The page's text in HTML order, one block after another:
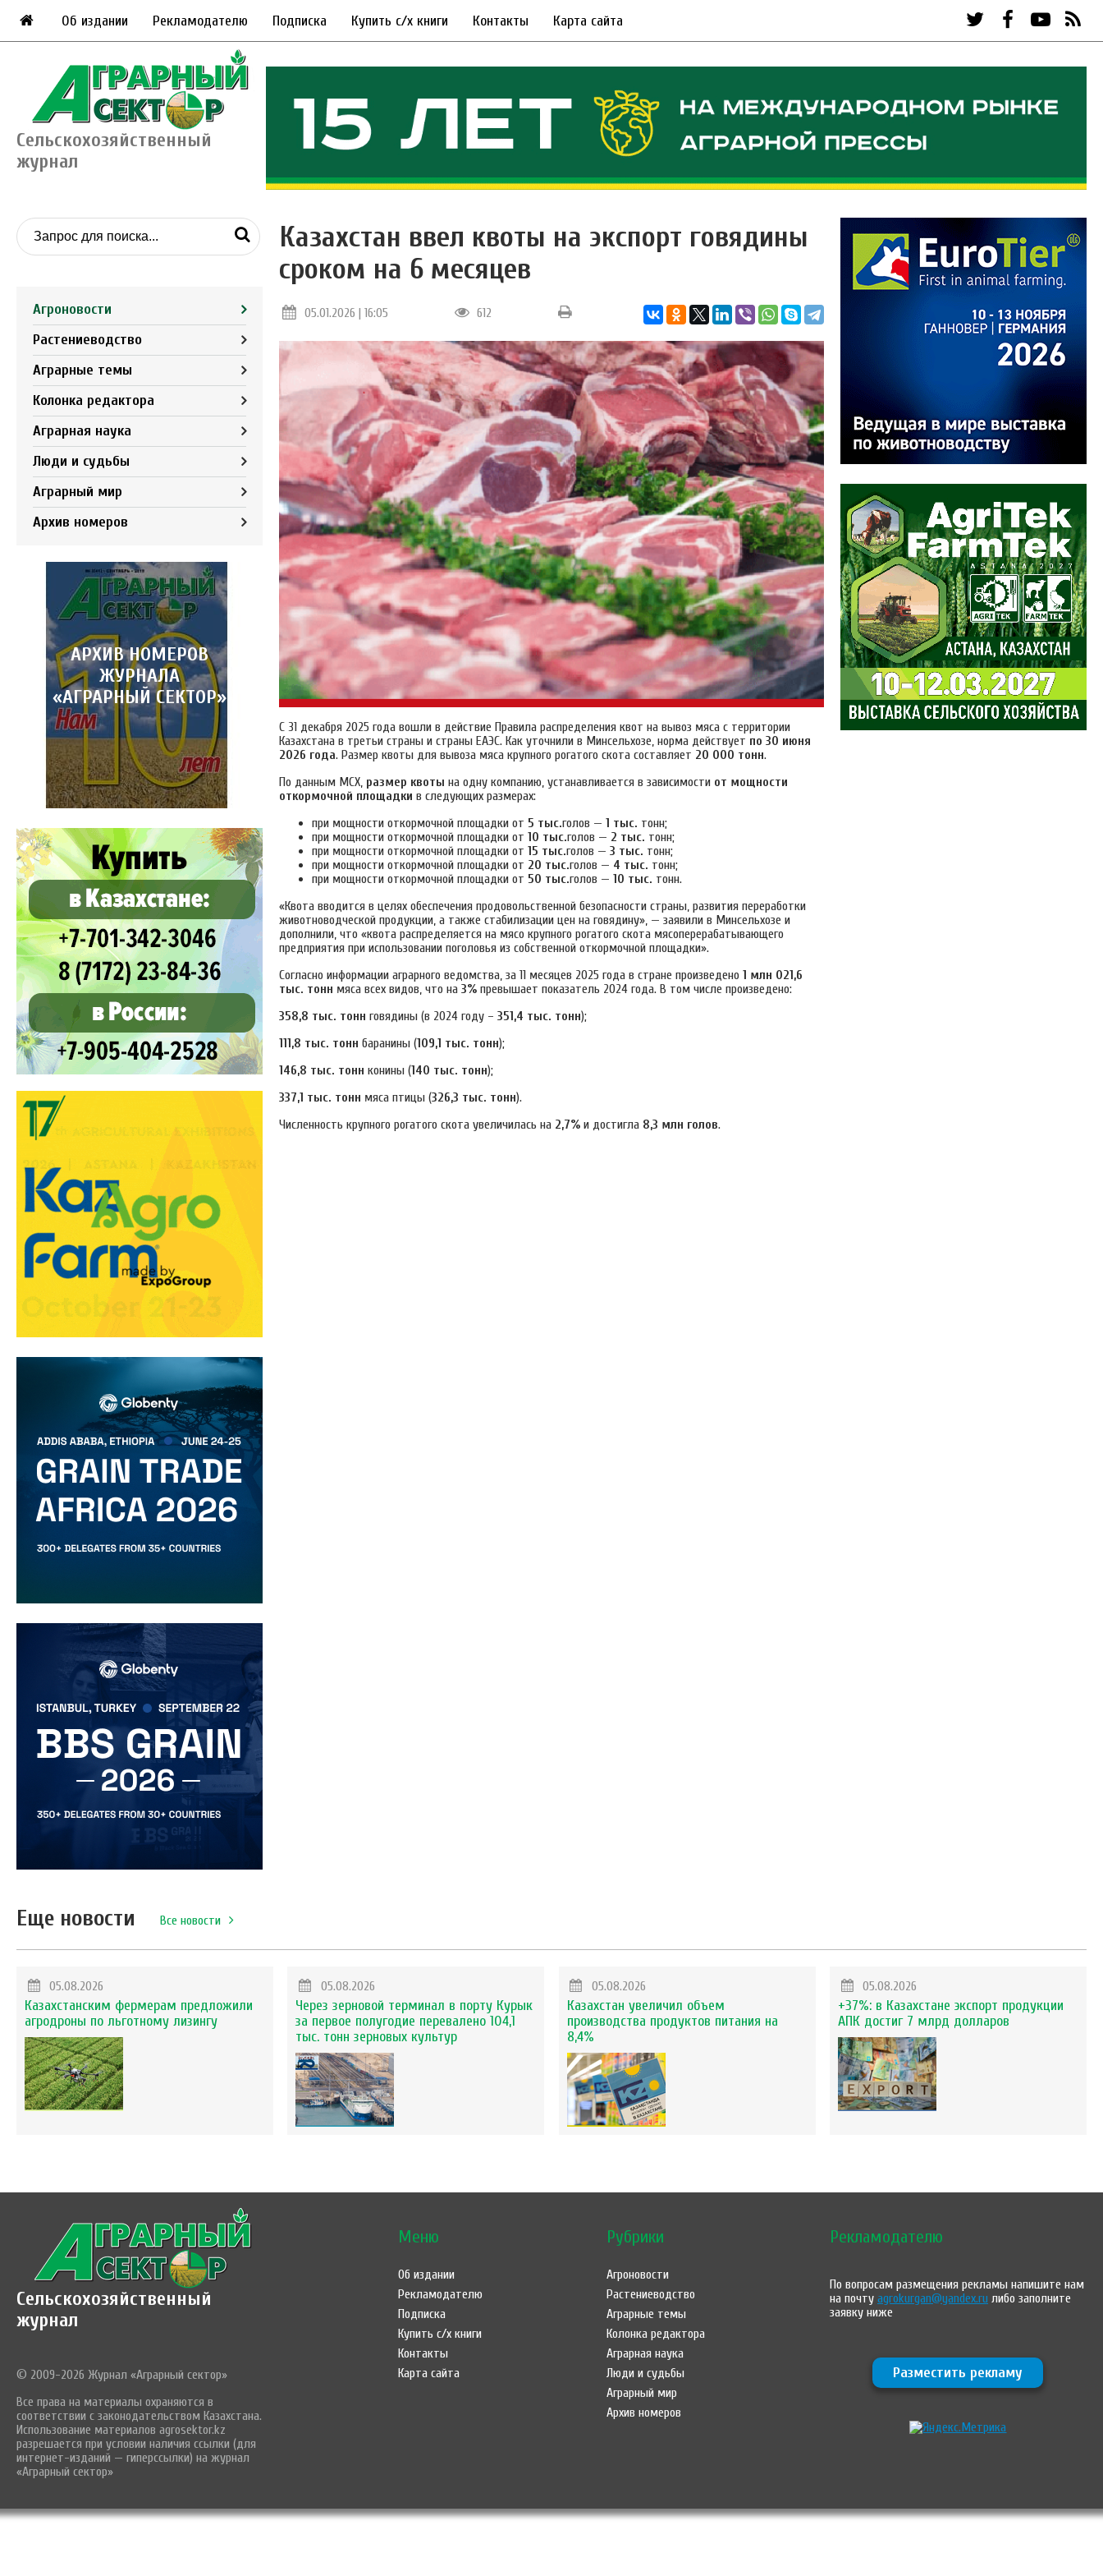
Об издании Рекламодателю Подписка Купить с/х книги Контакты Карта сайта
Сельскохозяйственный
журнал
Агроновости
Растениеводство
Аграрные темы
Колонка редактора
Аграрная наука
Люди и судьбы
Аграрный мир
Архив номеров
АРХИВ НОМЕРОВ
ЖУРНАЛА
«АГРАРНЫЙ СЕКТОР»
Казахстан ввел квоты на экспорт говядины
сроком на 6 месяцев
05.01.2026 | 16:05 612
С 31 декабря 2025 года вошли в действие Правила распределения квот на вывоз мяса с территории
Казахстана в третьи страны и страны ЕАЭС. Как уточнили в Минсельхозе, норма действует по 30 июня
2026 года. ​Размер квоты для вывоза мяса крупного рогатого скота составляет 20 000 тонн.
По данным МСХ, размер квоты на одну компанию, устанавливается в зависимости от мощности
откормочной площадки в следующих размерах: ​
при мощности откормочной площадки от 5 тыс.голов — 1 тыс. тонн;
при мощности откормочной площадки от 10 тыс.голов — 2 тыс. тонн;
при мощности откормочной площадки от 15 тыс.голов — 3 тыс. тонн;
при мощности откормочной площадки от 20 тыс.голов — 4 тыс. тонн;
при мощности откормочной площадки от 50 тыс.голов — 10 тыс. тонн.
«Квота вводится в целях обеспечения продовольственной безопасности страны, развития переработки
животноводческой продукции, а также стабилизации цен на говядину», — заявили в Минсельхозе и
дополнили, что «квота распределяется на мясо крупного рогатого скота мясоперерабатывающего
предприятия при использовании поголовья из собственной откормочной площадки».
Согласно информации аграрного ведомства, за 11 месяцев 2025 года в стране произведено 1 млн 021,6
тыс. тонн мяса всех видов, что на 3% превышает показатель 2024 года. В том числе произведено:
358,8 тыс. тонн говядины (в 2024 году – 351,4 тыс. тонн);
111,8 тыс. тонн баранины (109,1 тыс. тонн);
146,8 тыс. тонн конины (140 тыс. тонн);
337,1 тыс. тонн мяса птицы (326,3 тыс. тонн).
Численность крупного рогатого скота увеличилась на 2,7% и достигла 8,3 млн голов.
Еще новости Все новости
05.08.2026
Казахстанским фермерам предложили
агродроны по льготному лизингу
05.08.2026
Через зерновой терминал в порту Курык
за первое полугодие перевалено 104,1
тыс. тонн зерновых культур
05.08.2026
Казахстан увеличил объем
производства продуктов питания на
8,4%
05.08.2026
+37%: в Казахстане экспорт продукции
АПК достиг 7 млрд долларов
Сельскохозяйственный
журнал
© 2009-2026 Журнал «Аграрный сектор»
Все права на материалы охраняются в
соответствии с законодательством Казахстана.
Использование материалов agrosektor.kz
разрешается при условии наличия ссылки (для
интернет-изданий — гиперссылки) на журнал
«Аграрный сектор»
Меню
Об издании
Рекламодателю
Подписка
Купить с/х книги
Контакты
Карта сайта
Рубрики
Агроновости
Растениеводство
Аграрные темы
Колонка редактора
Аграрная наука
Люди и судьбы
Аграрный мир
Архив номеров
Рекламодателю
По вопросам размещения рекламы напишите нам
на почтуagrokurgan@yandex.ru либо заполните
заявку ниже
Разместить рекламу